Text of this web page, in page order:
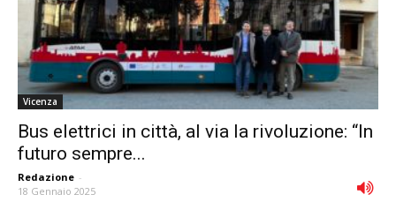
Vicenza
Bus elettrici in città, al via la rivoluzione: “In
futuro sempre...
Redazione -
18 Gennaio 2025